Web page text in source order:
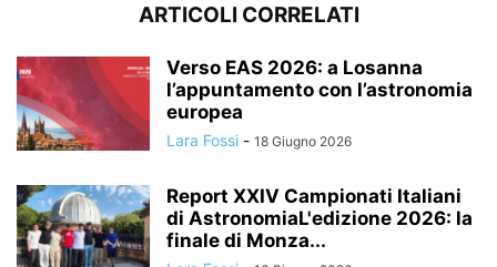
ARTICOLI CORRELATI
Verso EAS 2026: a Losanna
l’appuntamento con l’astronomia
europea
Lara Fossi - 18 Giugno 2026
Report XXIV Campionati Italiani
di AstronomiaL'edizione 2026: la
finale di Monza...